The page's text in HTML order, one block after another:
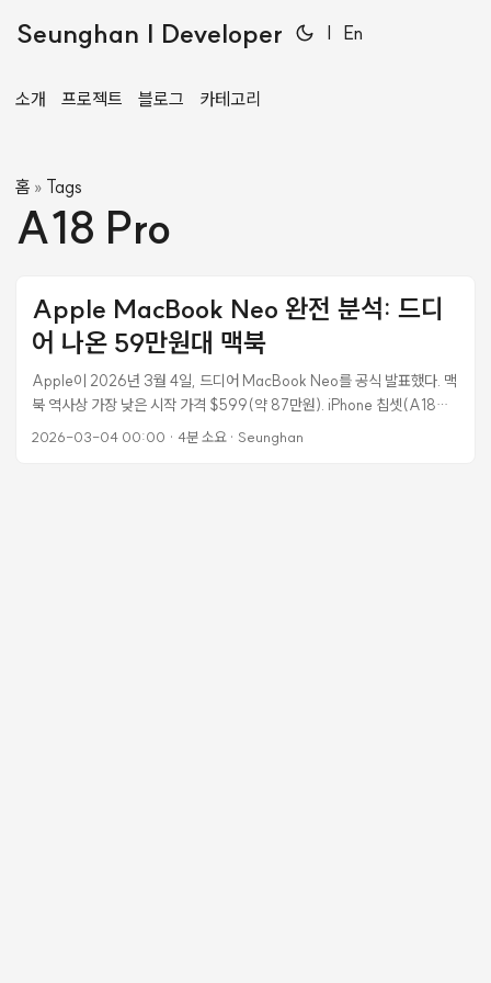
Seunghan | Developer | En
소개 프로젝트 블로그 카테고리
홈 » Tags
A18 Pro
Apple MacBook Neo 완전 분석: 드디
어 나온 59만원대 맥북
Apple이 2026년 3월 4일, 드디어 MacBook Neo를 공식 발표했다. 맥
북 역사상 가장 낮은 시작 가격 $599(약 87만원). iPhone 칩셋(A18
Pro)을 맥북에 탑재한 전례 없는 시도다. 출시일은 2026년 3월 11일. 핵
2026-03-04 00:00 · 4분 소요· Seunghan